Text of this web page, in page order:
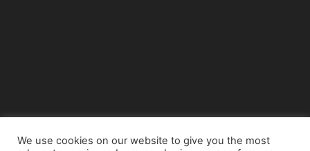
We use cookies on our website to give you the most